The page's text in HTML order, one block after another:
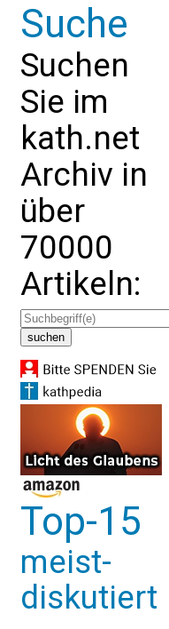
Suche
Suchen
Sie im
kath.net
Archiv in
über
70000
Artikeln:
Top-15
meist-
diskutiert